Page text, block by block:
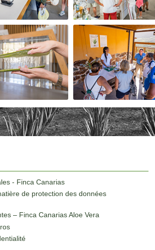
- Finca Canarias
de protection des données
– Finca Canarias Aloe Vera